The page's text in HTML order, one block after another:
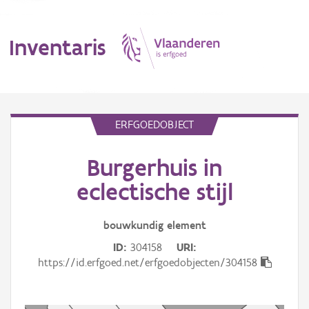
Inventaris
Aanduidingsobject
ERFGOEDOBJECT
Burgerhuis in
eclectische stijl
bouwkundig element
ID 304158
URI
https://id.erfgoed.net/erfgoedobjecten/304158